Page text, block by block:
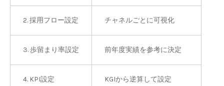
2. 採用フロー設定 チャネルごとに可視化
3. 歩留まり率設定 前年度実績を参考に決定
4. KPI設定 KGIから逆算して設定